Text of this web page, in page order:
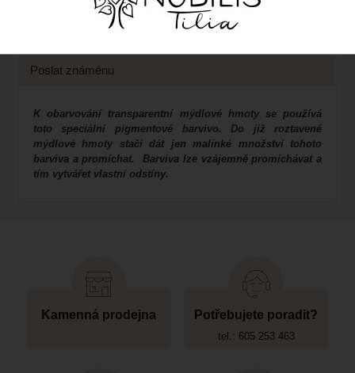
Poslat známénu
K obarvování transparentní mýdlové hmoty se používá
toto speciální pigmentové barvivo. Do již roztavené
mýdlové hmoty stačí dát jen malinké množství tohoto
barviva a promíchat. Barviva lze vzájemně promíchávat a
tím vytvářet vlastní odstíny.
Kamenná prodejna Potřebujete poradit?
tel.: 605 253 463